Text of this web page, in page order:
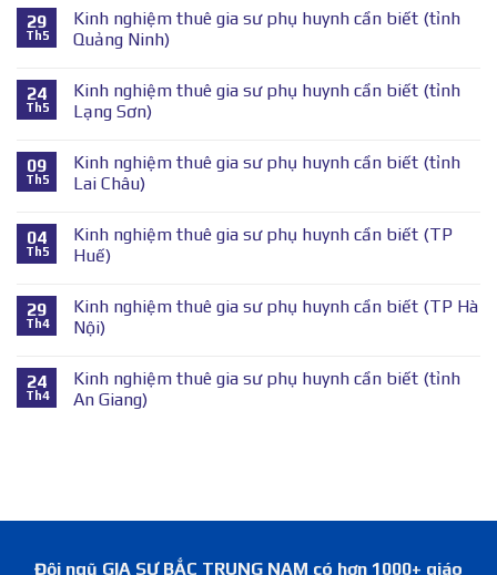
29
Th5
Kinh nghiệm thuê gia sư phụ huynh cần biết (tỉnh
Quảng Ninh)
24
Th5
Kinh nghiệm thuê gia sư phụ huynh cần biết (tỉnh
Lạng Sơn)
09
Th5
Kinh nghiệm thuê gia sư phụ huynh cần biết (tỉnh
Lai Châu)
04
Th5
Kinh nghiệm thuê gia sư phụ huynh cần biết (TP
Huế)
29
Th4
Kinh nghiệm thuê gia sư phụ huynh cần biết (TP Hà
Nội)
24
Th4
Kinh nghiệm thuê gia sư phụ huynh cần biết (tỉnh
An Giang)
Đội ngũ GIA SƯ BẮC TRUNG NAM có hơn 1000+ giáo